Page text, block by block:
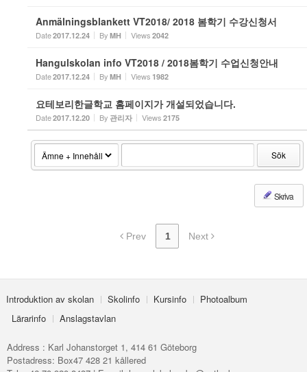
Anmälningsblankett VT2018/ 2018 봄학기 수강신청서
Date2017.12.24 By MH Views 2042
Hangulskolan info VT2018 / 2018봄학기 수업신청안내
Date2017.12.24 By MH Views 1982
요테보리한글학교 홈페이지가 개설되었습니다.
Date2017.12.20 By 관리자 Views 2175
Sök
Skriva
Prev 1 Next
Introduktion av skolan Skolinfo Kursinfo
Photoalbum
Lärarinfo
Anslagstavlan
Address : Karl Johanstorget 1, 414 61 Göteborg
Postadress: Box47 428 21 kållered
Anslagstavlan